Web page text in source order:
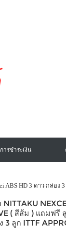
ารชำระเงิน
ABS HD 3 ดาว กล่อง
NITTAKU
( สีส้ม ) แถมฟรี
3 ลูก ITTF